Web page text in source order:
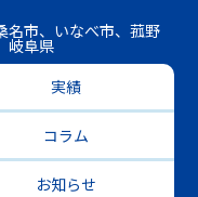
名市、いなべ市、菰野
岐阜県
実績
コラム
お知らせ